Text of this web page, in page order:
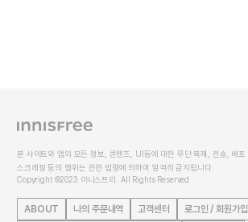
본 사이트와 앱의 모든 정보, 콘텐츠, UI등에 대한 무단 복제, 전송, 배포
스크래핑 등의 행위는 관련 법령에 의하여 엄격히 금지됩니다.
Copyright ©2023 이니스프리. All Rights Reserved
ABOUT 나의 주문내역 고객센터 로그인 / 회원가입